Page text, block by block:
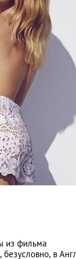
из фильма
в